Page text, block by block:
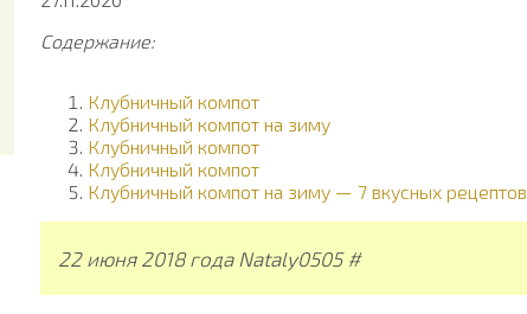
Содержание:
Клубничный компот
Клубничный компот на зиму
Клубничный компот
Клубничный компот
Клубничный компот на зиму — 7 вкусных рецептов
22 июня 2018 года Nataly0505 #